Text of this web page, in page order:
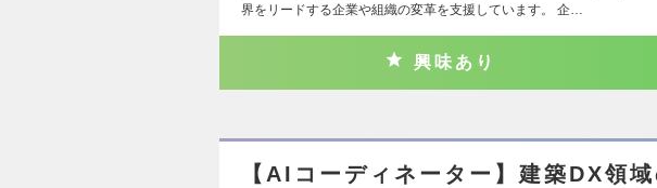
界をリードする企業や組織の変革を支援しています。 企…
興味あり
【AIコーディネーター】建築DX領